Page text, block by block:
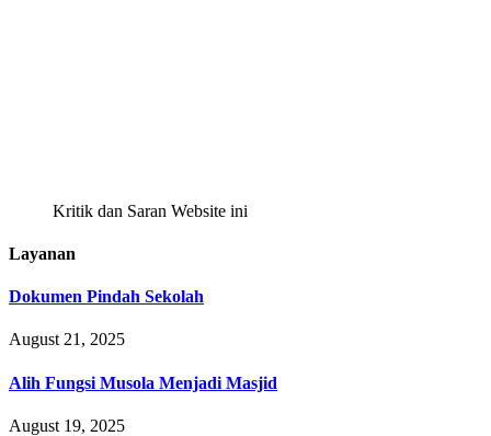
Kritik dan Saran Website ini
Layanan
Dokumen Pindah Sekolah
August 21, 2025
Alih Fungsi Musola Menjadi Masjid
August 19, 2025